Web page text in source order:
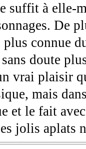
suffit à elle-
De
connue
doute
vrai plaisir
mais
et le fait
jolis aplats